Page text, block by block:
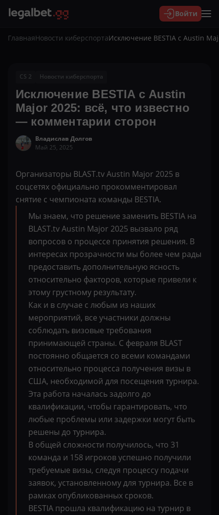
Войти
ГлавнаяНовости киберспортаИсключение BESTIA с Austin
CS 2 Новости киберспорта
Исключение BESTIA с Austin
Major 2025: всё, что известно
— комментарии сторон
Владислав Долгов
Май 25, 2025
Организаторы BLAST.tv Austin Major 2025 в
соцсетях официально прокомментировал
снятие с чемпионата команды BESTIA.
Мы знаем, что решение заменить BESTIA на
BLAST.tv Austin Major 2025 вызвало ряд
вопросов о процессе принятия решения. В
интересах прозрачности мы более чем рады
предоставить дополнительную ясность
относительно факторов, которые привели к
этому грустному результату.
Как и в случае с любым из наших
мероприятий, все участники должны
соблюдать визовые требования
принимающей страны. С февраля BLAST
постоянно общается со всеми командами
относительно процесса получения визы в
США, необходимой для посещения турнира.
Эта работа началась задолго до
квалификации, чтобы гарантировать, что
любые проблемы или задержки могут быть
решены до турнира.
В общей сложности получилось, что 31
команда и 158 игроков успешно получили
требуемые визы, следуя процессу подачи
заявок, установленному для турнира. Все в
рамках опубликованных сроков.
BESTIA прошла квалификацию на турнир в